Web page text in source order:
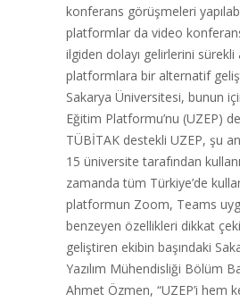
konferans görüşmeleri
platformlar da video
ilgiden dolayı gelirlerini sürekli
platformlara bir alternatif
Sakarya Üniversitesi, bunun
Eğitim Platformu’nu (UZEP)
TÜBİTAK destekli UZEP, şu
15 üniversite tarafından
zamanda tüm Türkiye’de
platformun Zoom, Teams
benzeyen özellikleri dikkat
geliştiren ekibin başındaki
Yazılım Mühendisliği Bölüm
Ahmet Özmen, “UZEP’i hem